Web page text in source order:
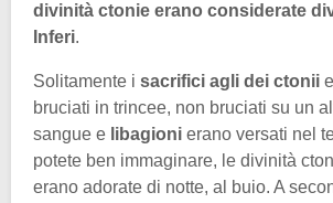
divinità ctonie erano considerate
Inferi.
Solitamente i sacrifici agli dei ctonii
bruciati in trincee, non bruciati su un
sangue e libagioni erano versati nel
potete ben immaginare, le divinità
erano adorate di notte, al buio. A